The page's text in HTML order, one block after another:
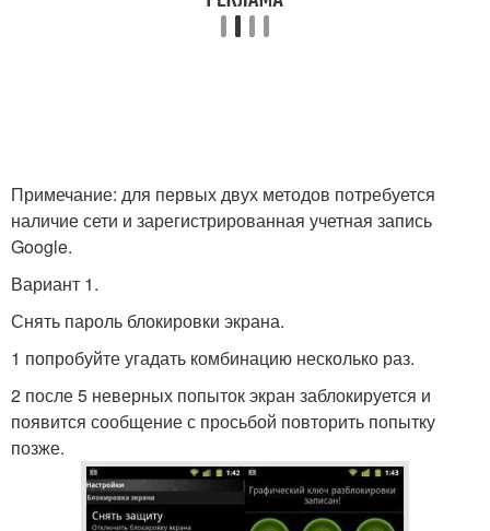
Примечание: для первых двух методов потребуется
наличие сети и зарегистрированная учетная запись
Google.
Вариант 1.
Снять пароль блокировки экрана.
1 попробуйте угадать комбинацию несколько раз.
2 после 5 неверных попыток экран заблокируется и
появится сообщение с просьбой повторить попытку
позже.